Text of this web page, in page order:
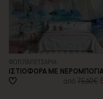
ΦΩΤΟΤΑΠΕΤΣΑΡΙA
ΙΣΤΙΟΦΟΡΑ ΜΕ ΝΕΡΟΜΠΟΓΙΑ
από75,60€